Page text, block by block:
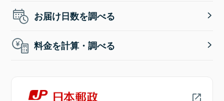
お届け日数を調べる
料金を計算・調べる